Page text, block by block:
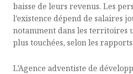
baisse de leurs revenus. Les
l’existence dépend de salaires
notamment dans les territoires
plus touchées, selon les
L’Agence adventiste de